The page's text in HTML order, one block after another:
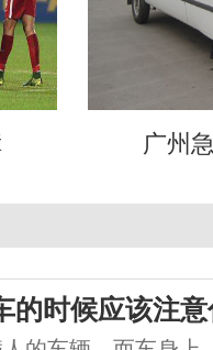
广州
的时候应该注